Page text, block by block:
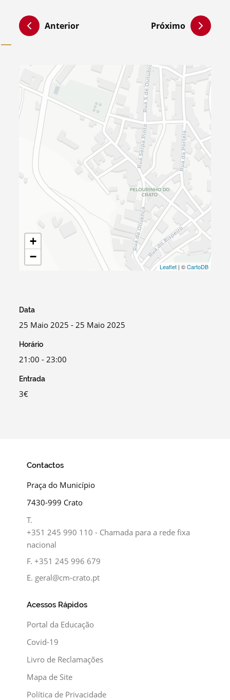
Anterior Próximo
+
−
Leaflet| ©CartoDB
Data
25 Maio 2025 - 25 Maio 2025
Horário
21:00 - 23:00
Entrada
3€
Contactos
Praça do Município
7430-999 Crato
T.
+351 245 990 110 - Chamada para a rede fixa
nacional
F.+351 245 996 679
E. geral@cm-crato.pt
Acessos Rápidos
Portal da Educação
Covid-19
Livro de Reclamações
Mapa de Site
Política de Privacidade